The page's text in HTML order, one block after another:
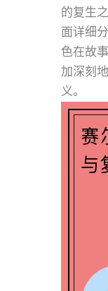
的复生
面详细
色在故
加深刻
义。